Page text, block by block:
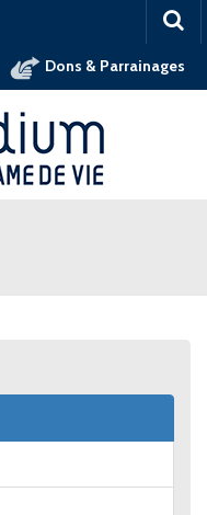
Dons & Parrainages